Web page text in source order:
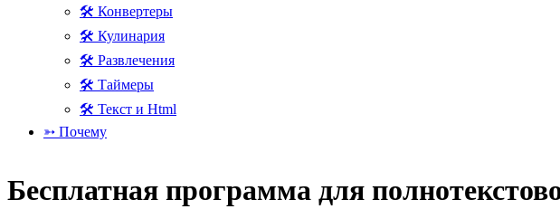
🛠 Конвертеры
🛠 Кулинария
🛠 Развлечения
🛠 Таймеры
🛠 Текст и Html
➳ Почему
Бесплатная программа для